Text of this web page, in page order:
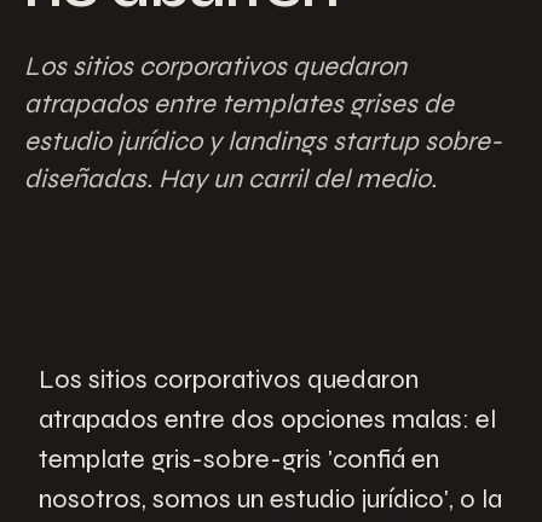
Los sitios corporativos quedaron
atrapados entre templates grises de
estudio jurídico y landings startup sobre-
diseñadas. Hay un carril del medio.
Los sitios corporativos quedaron
atrapados entre dos opciones malas: el
template gris-sobre-gris 'confiá en
nosotros, somos un estudio jurídico', o la